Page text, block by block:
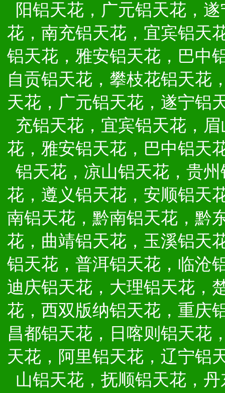
阳铝天花，广元铝天花，
花，南充铝天花，宜宾铝天
铝天花，雅安铝天花，巴中
自贡铝天花，攀枝花铝天花
天花，广元铝天花，遂宁铝
充铝天花，宜宾铝天花，
花，雅安铝天花，巴中铝天
铝天花，凉山铝天花，贵
花，遵义铝天花，安顺铝天
南铝天花，黔南铝天花，黔
花，曲靖铝天花，玉溪铝天
铝天花，普洱铝天花，临沧
迪庆铝天花，大理铝天花，
花，西双版纳铝天花，重庆
昌都铝天花，日喀则铝天花
天花，阿里铝天花，辽宁铝
山铝天花，抚顺铝天花，